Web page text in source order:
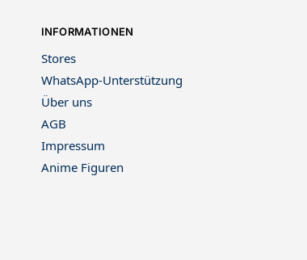
INFORMATIONEN
Stores
WhatsApp-Unterstützung
Über uns
AGB
Impressum
Anime Figuren